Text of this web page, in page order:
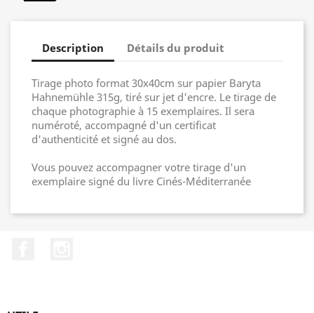
Description Détails du produit
Tirage photo format 30x40cm sur papier Baryta
Hahnemühle 315g, tiré sur jet d'encre. Le tirage de
chaque photographie à 15 exemplaires. Il sera
numéroté, accompagné d'un certificat
d'authenticité et signé au dos.
Vous pouvez accompagner votre tirage d'un
exemplaire signé du livre Cinés-Méditerranée